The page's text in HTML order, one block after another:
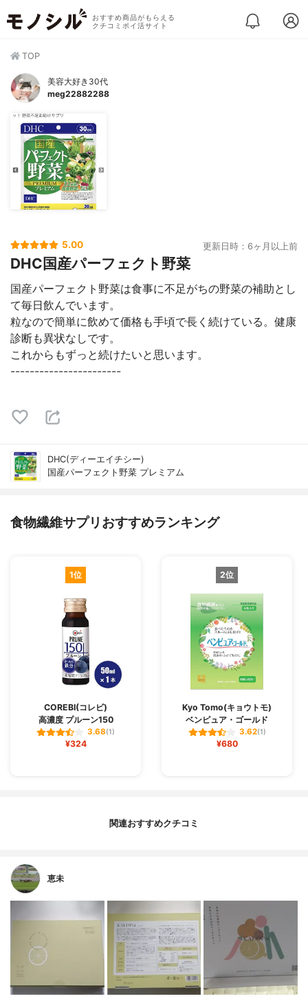
おすすめ商品がもらえる
クチコミポイ活サイト
TOP
美容大好き30代
meg22882288
5.00 更新日時：6ヶ月以上前
DHC国産パーフェクト野菜
国産パーフェクト野菜は食事に不足がちの野菜の補助とし
て毎日飲んでいます。
粒なので簡単に飲めて価格も手頃で長く続けている。健康
診断も異状なしです。
これからもずっと続けたいと思います。
-----------------------
DHC(ディーエイチシー)
国産パーフェクト野菜 プレミアム
食物繊維サプリおすすめランキング
1位
COREBI(コレビ)
高濃度 プルーン150
3.68(1)
¥324
2位
Kyo Tomo(キョウトモ)
ベンピュア・ゴールド
3.62(1)
¥680
関連おすすめクチコミ
恵未